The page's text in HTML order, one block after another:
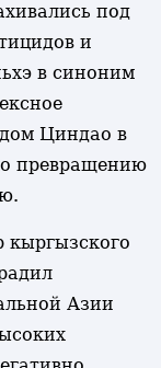
под
и
в синоним
Циндао в
превращению
Азии